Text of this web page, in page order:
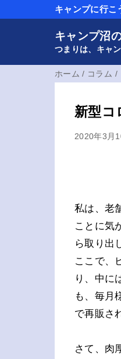
キャンプに行こ
キャンプ沼
つまりは、キャ
ホーム / コラム /
新型コ
2020年3月
私は、老
ことに気
ら取り出
ここで、
り、中に
も、毎月
で再販さ
さて、肉